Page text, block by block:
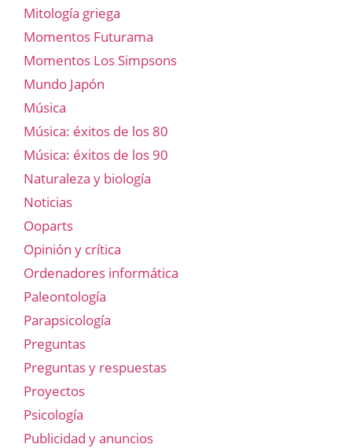
Mitología griega
Momentos Futurama
Momentos Los Simpsons
Mundo Japón
Música
Música: éxitos de los 80
Música: éxitos de los 90
Naturaleza y biología
Noticias
Ooparts
Opinión y crítica
Ordenadores informática
Paleontología
Parapsicología
Preguntas
Preguntas y respuestas
Proyectos
Psicología
Publicidad y anuncios